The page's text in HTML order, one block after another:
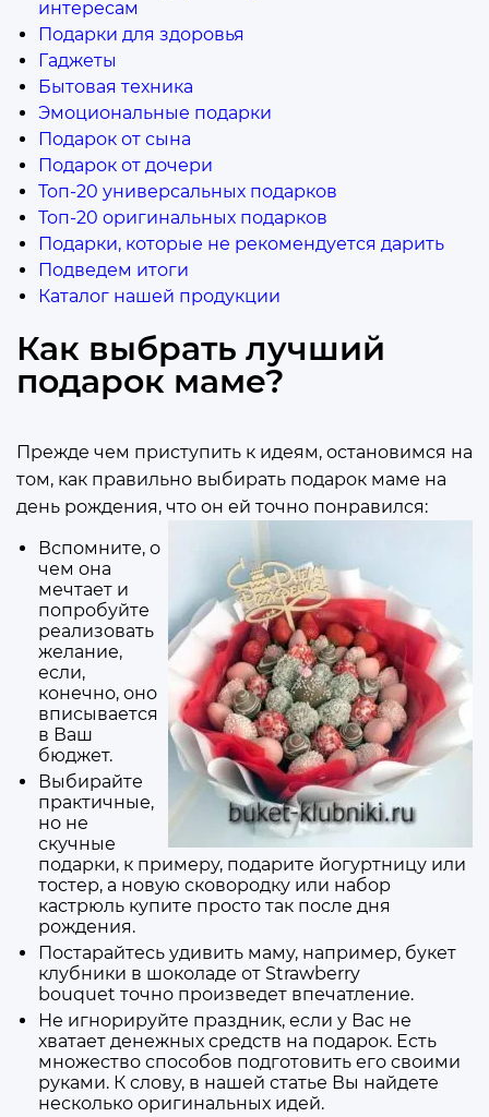
интересам
Подарки для здоровья
Гаджеты
Бытовая техника
Эмоциональные подарки
Подарок от сына
Подарок от дочери
Топ-20 универсальных подарков
Топ-20 оригинальных подарков
Подарки, которые не рекомендуется дарить
Подведем итоги
Каталог нашей продукции
Как выбрать лучший
подарок маме?
Прежде чем приступить к идеям, остановимся на
том, как правильно выбирать подарок маме на
день рождения, что он ей точно понравился:
Вспомните, о
чем она
мечтает и
попробуйте
реализовать
желание,
если,
конечно, оно
вписывается
в Ваш
бюджет.
Выбирайте
практичные,
но не
скучные
подарки, к примеру, подарите йогуртницу или
тостер, а новую сковородку или набор
кастрюль купите просто так после дня
рождения.
Постарайтесь удивить маму, например, букет
клубники в шоколаде от Strawberry
bouquet точно произведет впечатление.
Не игнорируйте праздник, если у Вас не
хватает денежных средств на подарок. Есть
множество способов подготовить его своими
руками. К слову, в нашей статье Вы найдете
несколько оригинальных идей.